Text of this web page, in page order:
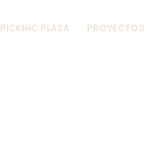
PICKNIC PLAZA PROYECTOS